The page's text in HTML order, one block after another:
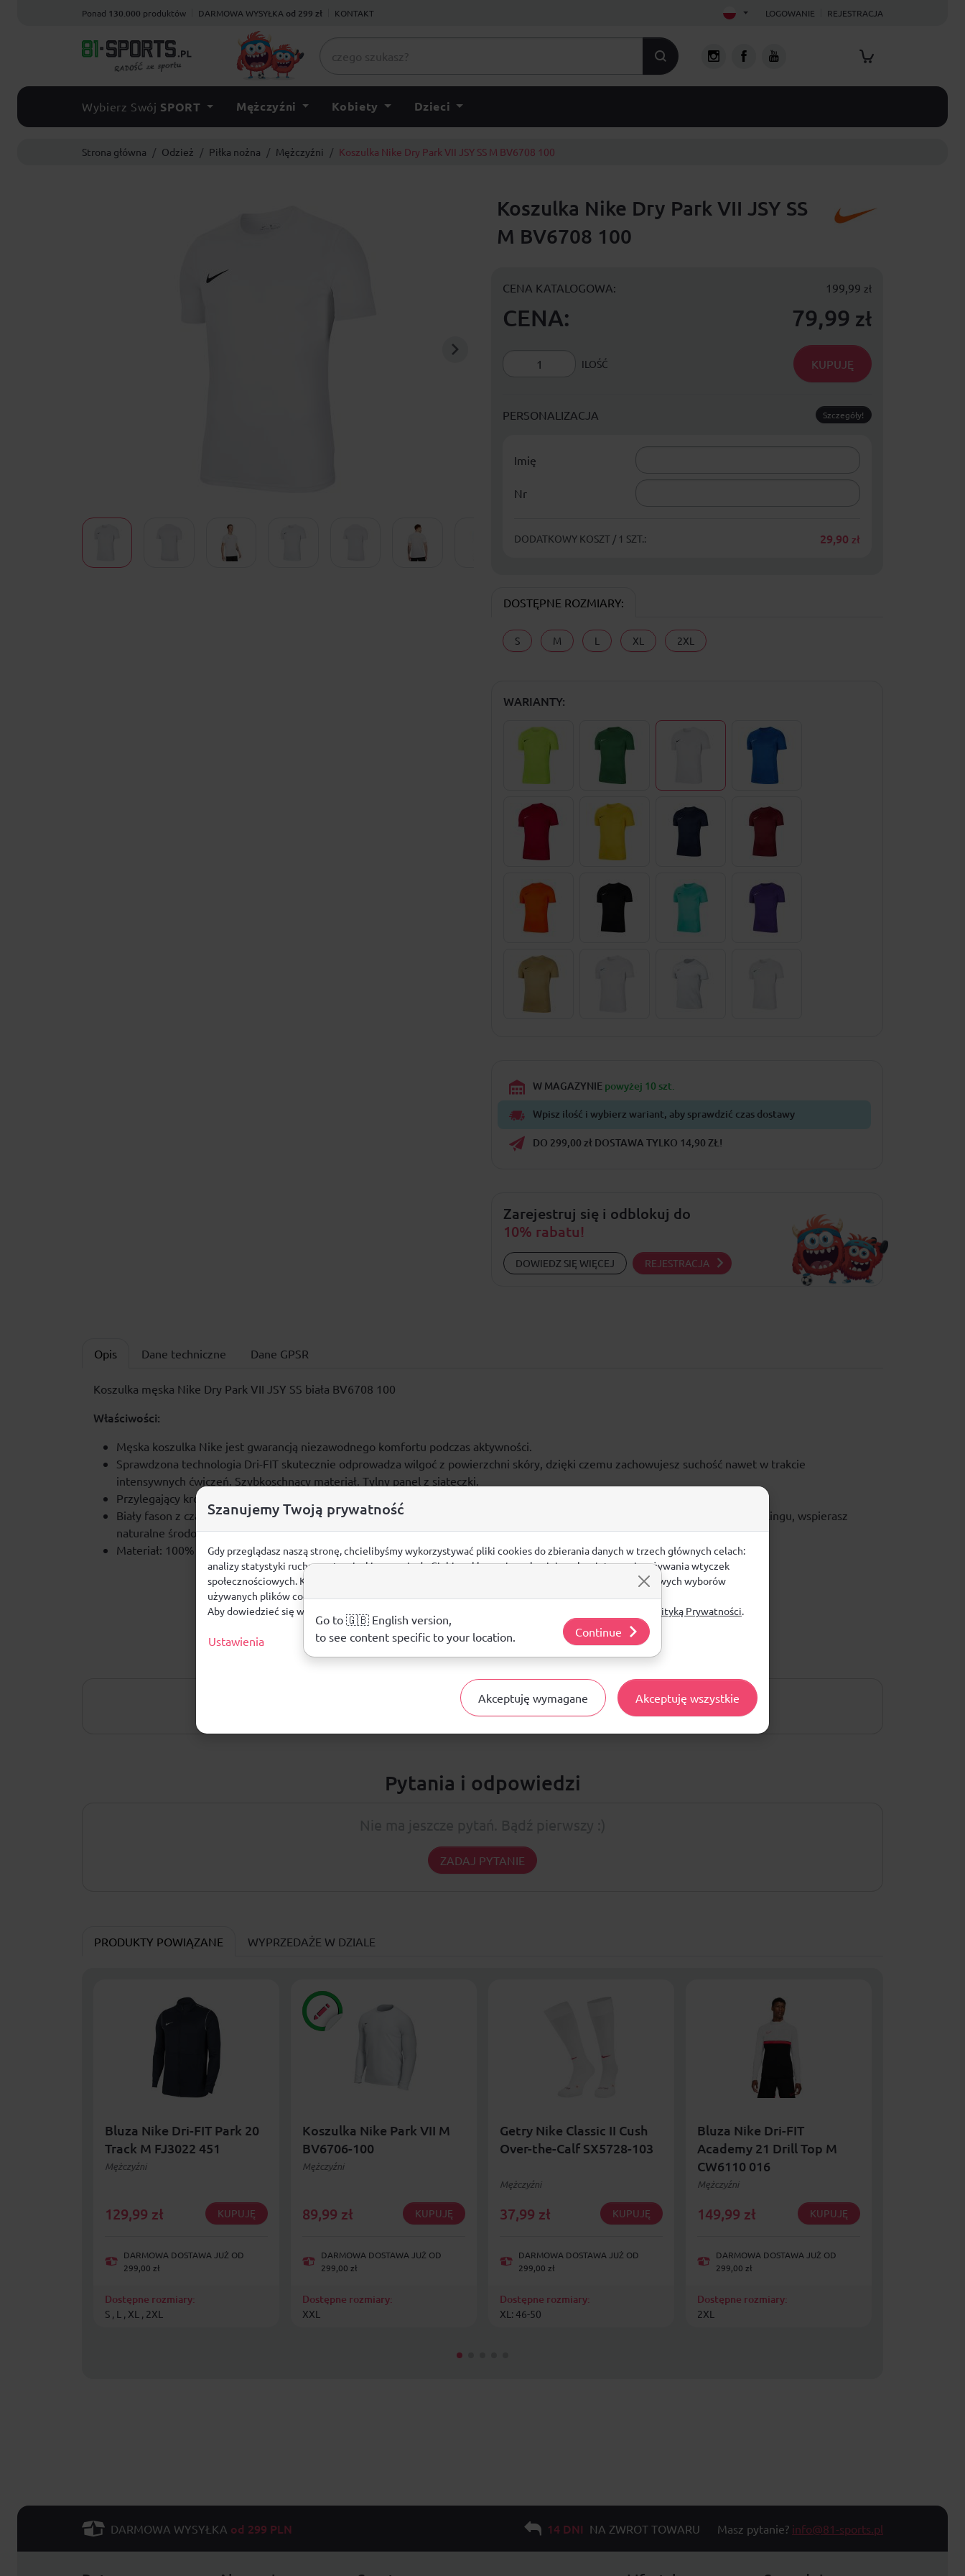
Ponad 130.000 produktów DARMOWA WYSYŁKA od 299 zł KONTAKT LOGOWANIE REJESTRACJA
Wybierz Swój SPORT Mężczyźni Kobiety Dzieci
Strona główna Odzież Piłka nożna Mężczyźni Koszulka Nike Dry Park VII JSY SS M BV6708 100
Koszulka Nike Dry Park VII JSY SS
M BV6708 100
CENA KATALOGOWA: 199,99 zł
CENA: 79,99 zł
ILOŚĆ KUPUJĘ
PERSONALIZACJA Szczegóły!
Imię
Nr
DODATKOWY KOSZT / 1 SZT.: 29,90 zł
DOSTĘPNE ROZMIARY:
S M L XL 2XL
WARIANTY:
W MAGAZYNIE powyżej 10 szt.
Wpisz ilość i wybierz wariant, aby sprawdzić czas dostawy
DO 299,00 zł DOSTAWA TYLKO 14,90 ZŁ!
Zarejestruj się i odblokuj do
10% rabatu!
DOWIEDZ SIĘ WIĘCEJ REJESTRACJA
Opis Dane techniczne Dane GPSR
Koszulka męska Nike Dry Park VII JSY SS biała BV6708 100
Właściwości:
Męska koszulka Nike jest gwarancją niezawodnego komfortu podczas aktywności.
Sprawdzona technologia Dri-FIT skutecznie odprowadza wilgoć z powierzchni skóry, dzięki czemu zachowujesz suchość nawet w trakcie
intensywnych ćwiczeń. Szybkoschnący materiał. Tylny panel z siateczki.
Przylegający krój z wszytymi na prosto rękawami i okrągłym dekoltem.
Biały fason z czarnym logo na piersi. Wybierając koszulkę, w produkcji której wykorzystano poliester pochodzący w pełni z recyklingu, wspierasz
naturalne środowisko i jego zasoby
Materiał: 100% poliester z recyklingu
Opinie
ŚREDNIA OCENA:
Nie ma jeszcze żadnej recenzji produktu
Pytania i odpowiedzi
ZADAJ PYTANIE
PRODUKTY POWIĄZANE WYPRZEDAŻE W DZIALE
Bluza Nike Dri-FIT Park 20
Track M FJ3022 451
Mężczyźni
129,99 zł KUPUJĘ
DARMOWA DOSTAWA JUŻ OD
299,00 zł
Dostępne rozmiary:
S , L , XL , 2XL
Koszulka Nike Park VII M
BV6706-100
Mężczyźni
89,99 zł KUPUJĘ
DARMOWA DOSTAWA JUŻ OD
299,00 zł
Dostępne rozmiary:
XXL
Getry Nike Classic II Cush
Over-the-Calf SX5728-103
Mężczyźni
37,99 zł KUPUJĘ
DARMOWA DOSTAWA JUŻ OD
299,00 zł
Dostępne rozmiary:
XL: 46-50
Bluza Nike Dri-FIT
Academy 21 Drill Top M
CW6110 016
Mężczyźni
149,99 zł KUPUJĘ
DARMOWA DOSTAWA JUŻ OD
299,00 zł
Dostępne rozmiary:
2XL
DARMOWA WYSYŁKA od 299 PLN 14 DNI NA ZWROT TOWARU Masz pytanie? info@81-sports.pl
Szanujemy Twoją prywatność
Gdy przeglądasz naszą stronę, chcielibyśmy wykorzystywać pliki cookies do zbierania danych w trzech głównych celach:
analizy statystyki ruchu na stronie, kierowania do Ciebie reklam w innych miejscach w internecie, używania wtyczek
społecznościowych. Kliknij poniżej, by wyrazić zgodę lub przejdź do ustawień, by dokonać szczegółowych wyborów
używanych plików cookies.
Aby dowiedzieć się więcej o plikach cookie i tym, jak wykorzystujemy Twoje dane, odwiedź naszą
Polityką Prywatności.
Ustawienia
Akceptuję wymagane Akceptuję wszystkie
Go to 🇬🇧 English version,
to see content specific to your location.
Continue